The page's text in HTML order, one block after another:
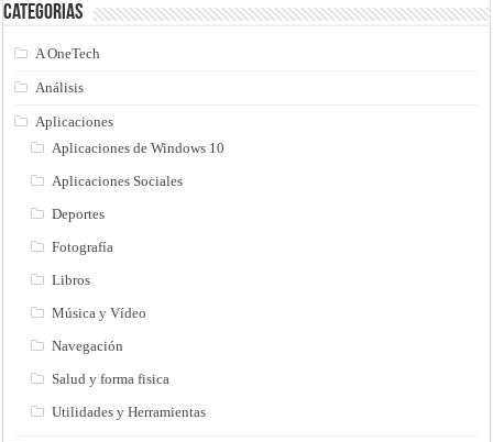
Categorias
A OneTech
Análisis
Aplicaciones
Aplicaciones de Windows 10
Aplicaciones Sociales
Deportes
Fotografía
Libros
Música y Vídeo
Navegación
Salud y forma fisica
Utilidades y Herramientas